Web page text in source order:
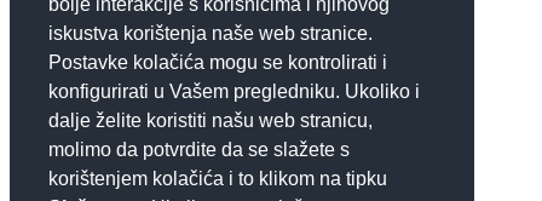
bolje interakcije s korisnicima i njihovog
iskustva korištenja naše web stranice.
Postavke kolačića mogu se kontrolirati i
konfigurirati u Vašem pregledniku. Ukoliko i
dalje želite koristiti našu web stranicu,
molimo da potvrdite da se slažete s
korištenjem kolačića i to klikom na tipku